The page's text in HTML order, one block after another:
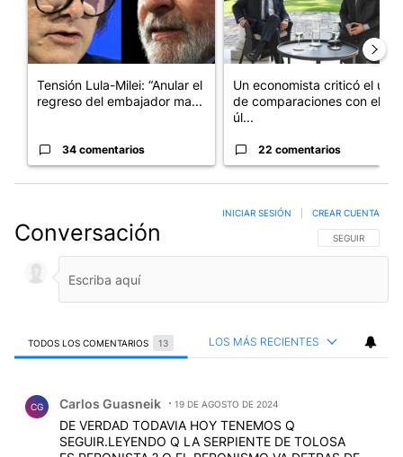
Tensión Lula-Milei: “Anular el
regreso del embajador ma...
34 comentarios
Un economista criticó el uso
de comparaciones con el
úl...
22 comentarios
Conversación SIGA ESTA
SEGUIR
INICIAR SESIÓN CREAR CUENTA
TODOS LOS COMENTARIOS 13 LOS MÁS RECIENTES
CG Carlos Guasneik 19 DE AGOSTO DE 2024
DE VERDAD TODAVIA HOY TENEMOS Q
SEGUIR.LEYENDO Q LA SERPIENTE DE TOLOSA